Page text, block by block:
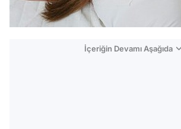
İçeriğin Devamı Aşağıda